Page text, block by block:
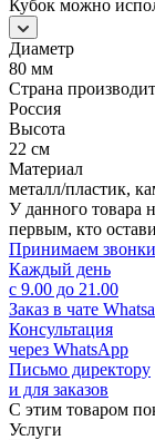
Кубок можно
Диаметр
80 мм
Страна
Россия
Высота
22 см
Материал
металл/пластик,
У данного товара
первым, кто
Принимаем звонки
Каждый день
с 9.00 до 21.00
Заказ в чате
Консультация
через WhatsApp
Письмо директору
и для заказов
С этим товаром
Услуги